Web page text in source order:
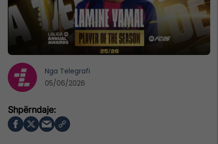
Nga Telegrafi
05/06/2026